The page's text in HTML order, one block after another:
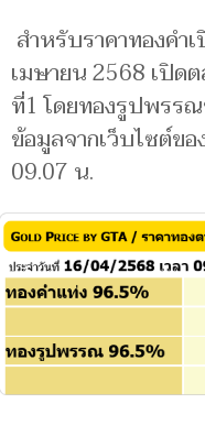
สำหรับราคาทองคำ
เมษายน 2568 เปิด
ที่1 โดยทองรูปพรร
ข้อมูลจากเว็บไซต์ขอ
09.07 น.